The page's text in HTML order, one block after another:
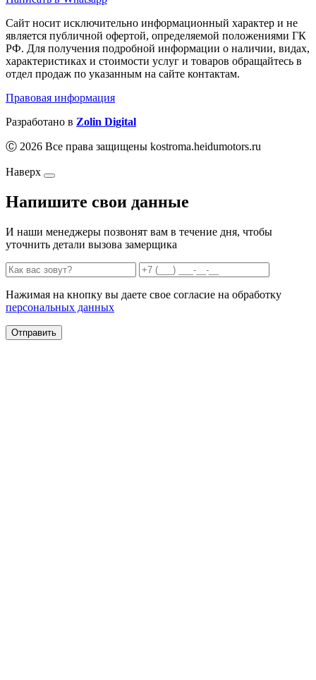
Сайт носит исключительно информационный характер и не
является публичной офертой, определяемой положениями ГК
РФ. Для получения подробной информации о наличии, видах,
характеристиках и стоимости услуг и товаров обращайтесь в
отдел продаж по указанным на сайте контактам.
Правовая информация
Разработано в Zolin Digital
Ⓒ 2026 Все права защищены kostroma.heidumotors.ru
Наверх
Напишите свои данные
И наши менеджеры позвонят вам в течение дня, чтобы
уточнить детали вызова замерщика
Нажимая на кнопку вы даете свое согласие на обработку
персональных данных
Отправить